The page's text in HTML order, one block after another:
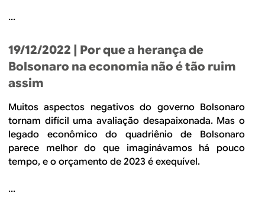
...
19/12/2022 | Por que a herança de
Bolsonaro na economia não é tão ruim
assim
Muitos aspectos negativos do governo Bolsonaro
tornam difícil uma avaliação desapaixonada. Mas o
legado econômico do quadriênio de Bolsonaro
parece melhor do que imaginávamos há pouco
tempo, e o orçamento de 2023 é exequível.
...